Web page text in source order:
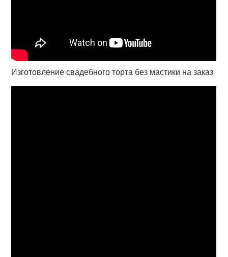
Изготовление свадебного торта без мастики на заказ